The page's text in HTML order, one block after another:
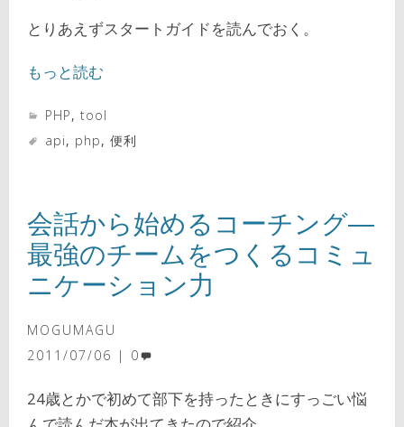
とりあえずスタートガイドを読んでおく。
もっと読む
PHP, tool
api, php, 便利
会話から始めるコーチング―
最強のチームをつくるコミュ
ニケーション力
MOGUMAGU
2011/07/06
0
24歳とかで初めて部下を持ったときにすっごい悩